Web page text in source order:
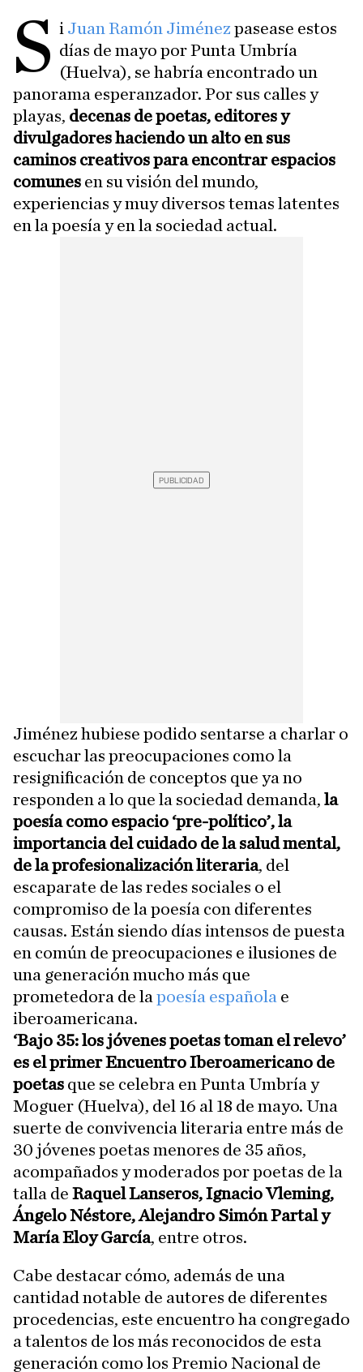
S i Juan Ramón Jiménez pasease estos
días de mayo por Punta Umbría
(Huelva), se habría encontrado un
panorama esperanzador. Por sus calles y
playas, decenas de poetas, editores y
divulgadores haciendo un alto en sus
caminos creativos para encontrar espacios
comunes en su visión del mundo,
experiencias y muy diversos temas latentes
en la poesía y en la sociedad actual.
Jiménez hubiese podido sentarse a charlar o
escuchar las preocupaciones como la
resignificación de conceptos que ya no
responden a lo que la sociedad demanda, la
poesía como espacio ‘pre-político’, la
importancia del cuidado de la salud mental,
de la profesionalización literaria, del
escaparate de las redes sociales o el
compromiso de la poesía con diferentes
causas. Están siendo días intensos de puesta
en común de preocupaciones e ilusiones de
una generación mucho más que
prometedora de la poesía española e
iberoamericana.
‘Bajo 35: los jóvenes poetas toman el relevo’
es el primer Encuentro Iberoamericano de
poetas que se celebra en Punta Umbría y
Moguer (Huelva), del 16 al 18 de mayo. Una
suerte de convivencia literaria entre más de
30 jóvenes poetas menores de 35 años,
acompañados y moderados por poetas de la
talla de Raquel Lanseros, Ignacio Vleming,
Ángelo Néstore, Alejandro Simón Partal y
María Eloy García, entre otros.
Cabe destacar cómo, además de una
cantidad notable de autores de diferentes
procedencias, este encuentro ha congregado
a talentos de los más reconocidos de esta
generación como los Premio Nacional de